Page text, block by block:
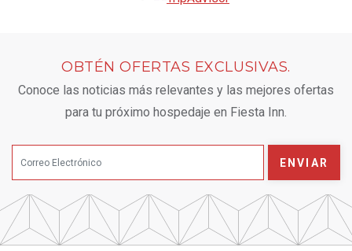
OBTÉN OFERTAS EXCLUSIVAS.
Conoce las noticias más relevantes y las mejores ofertas
para tu próximo hospedaje en Fiesta Inn.
ENVIAR